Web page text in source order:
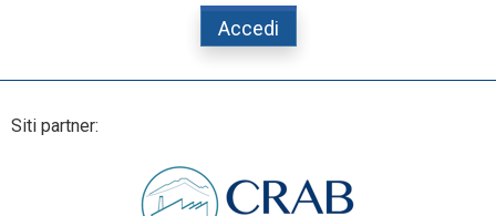
Accedi
Siti partner: